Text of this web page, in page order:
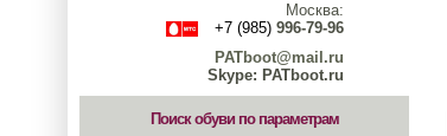
Москва:
+7 (985)996-79-96
PATboot@mail.ru
Skype: PATboot.ru
Поиск обуви по параметрам